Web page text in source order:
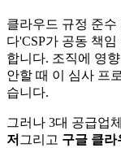
클라우드 규정 준수
다'CSP가 공동 책
합니다. 조직에 영
안할 때 이 심사 프
습니다.
그러나 3대 공급업
저 그리고 구글 클라